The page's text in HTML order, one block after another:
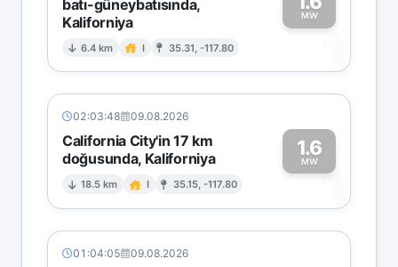
batı-güneybatısında,
Kaliforniya
6.4 km I 35.31, -117.80
MW
1
02:03:48 09.08.2026
California City'in 17 km
doğusunda, Kaliforniya
18.5 km I 35.15, -117.80
1.6
MW1
01:04:05 09.08.2026